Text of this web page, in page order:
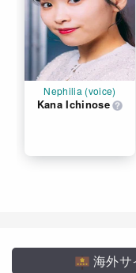
Nephilia (voice)
Kana Ichinose
海外サ